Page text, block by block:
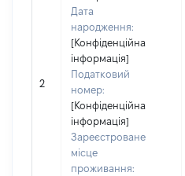
2
Дата
народження:
[Конфіденційна
інформація]
Податковий
номер:
[Конфіденційна
інформація]
Зареєстроване
місце
проживання: